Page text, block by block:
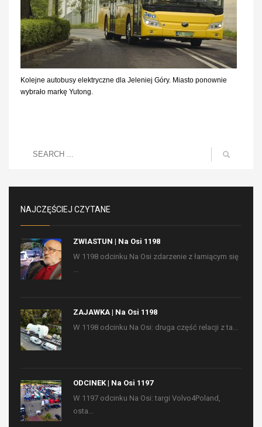
Kolejne autobusy elektryczne dla Jeleniej Góry. Miasto ponownie
wybrało markę Yutong.
NAJCZĘŚCIEJ CZYTANE
ZWIASTUN | Na Osi 1198
W 1198 odcinku Na Osi zdarzenie z łamiącym się
...
ZAJAWKA | Na Osi 1198
W 1198 odcinku Na Osi: druga część relacji z ta...
ODCINEK | Na Osi 1197
W 1197 odcinku Na Osi: targi Volvo4Poland,
osta...